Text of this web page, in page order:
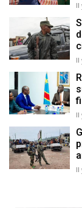
Il
Il
Il
Il